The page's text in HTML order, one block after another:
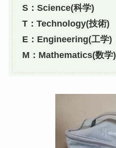
S：Science(科学)
T：Technology(技術)
E：Engineering(工学)
M：Mathematics(数学)